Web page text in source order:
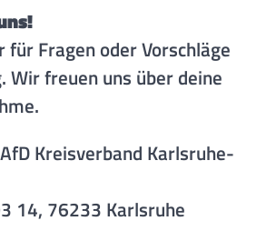
Fragen oder Vorschläge
Wir freuen uns über deine
Kreisverband Karlsruhe-
14, 76233 Karlsruhe